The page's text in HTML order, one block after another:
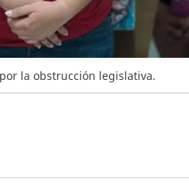
la obstrucción legislativa.